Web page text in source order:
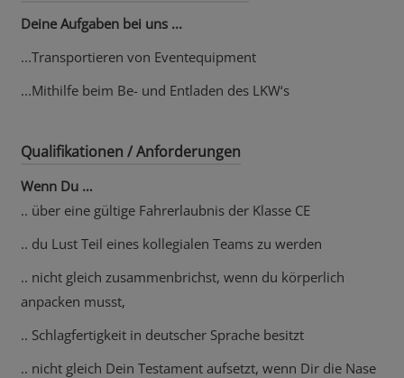
Deine Aufgaben bei uns ...
...Transportieren von Eventequipment
...Mithilfe beim Be- und Entladen des LKW‘s
Qualifikationen / Anforderungen
Wenn Du …
.. über eine gültige Fahrerlaubnis der Klasse CE
.. du Lust Teil eines kollegialen Teams zu werden
.. nicht gleich zusammenbrichst, wenn du körperlich
anpacken musst,
.. Schlagfertigkeit in deutscher Sprache besitzt
.. nicht gleich Dein Testament aufsetzt, wenn Dir die Nase